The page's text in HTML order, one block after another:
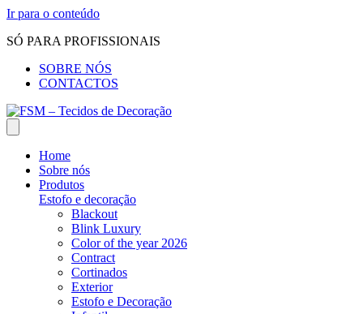
Ir para o conteúdo
SÓ PARA PROFISSIONAIS
SOBRE NÓS
CONTACTOS
Home
Sobre nós
Produtos
Estofo e decoração
Blackout
Blink Luxury
Color of the year 2026
Contract
Cortinados
Exterior
Estofo e Decoração